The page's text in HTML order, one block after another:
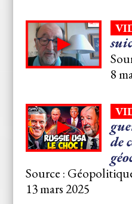
8
de
Source :
13 mars 2025